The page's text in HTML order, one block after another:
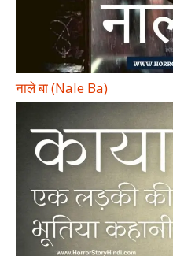
नाले बा (Nale Ba)